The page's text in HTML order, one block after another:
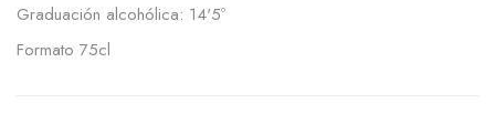
Graduación alcohólica: 14'5º
Formato 75cl